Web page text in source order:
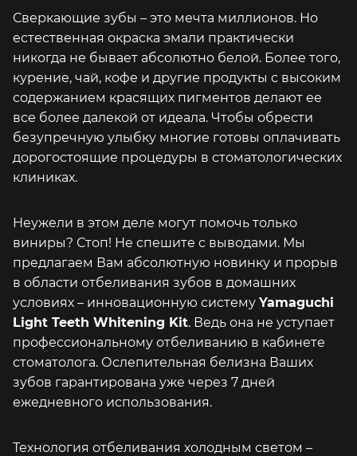
Сверкающие зубы – это мечта миллионов. Но
естественная окраска эмали практически
никогда не бывает абсолютно белой. Более того,
курение, чай, кофе и другие продукты с высоким
содержанием красящих пигментов делают ее
все более далекой от идеала. Чтобы обрести
безупречную улыбку многие готовы оплачивать
дорогостоящие процедуры в стоматологических
клиниках.
Неужели в этом деле могут помочь только
виниры? Стоп! Не спешите с выводами. Мы
предлагаем Вам абсолютную новинку и прорыв
в области отбеливания зубов в домашних
условиях – инновационную систему Yamaguchi
Light Teeth Whitening Kit. Ведь она не уступает
профессиональному отбеливанию в кабинете
стоматолога. Ослепительная белизна Ваших
зубов гарантирована уже через 7 дней
ежедневного использования.
Технология отбеливания холодным светом –